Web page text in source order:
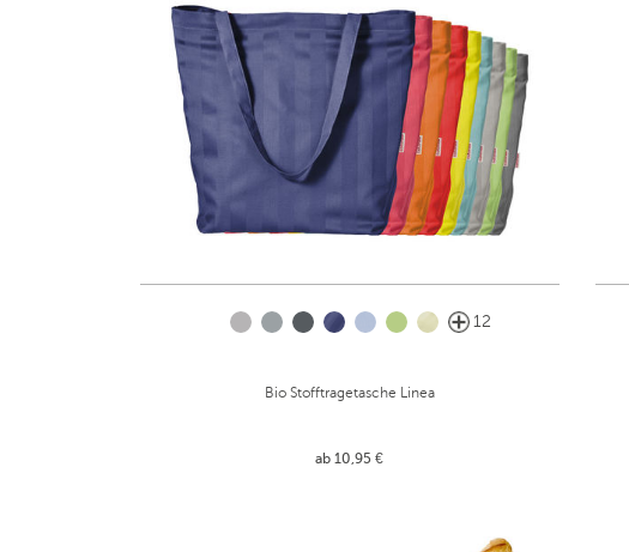
12
Bio Stofftragetasche Linea
ab 10,95 €